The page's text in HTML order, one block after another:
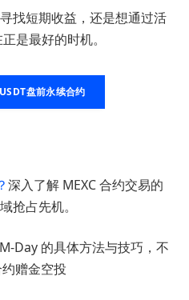
找短期收益，还是想通过活
是最好的时机。
盘前永续合约
深入了解 MEXC 合约交易的
抢占先机。
Day 的具体方法与技巧，不
赠金空投